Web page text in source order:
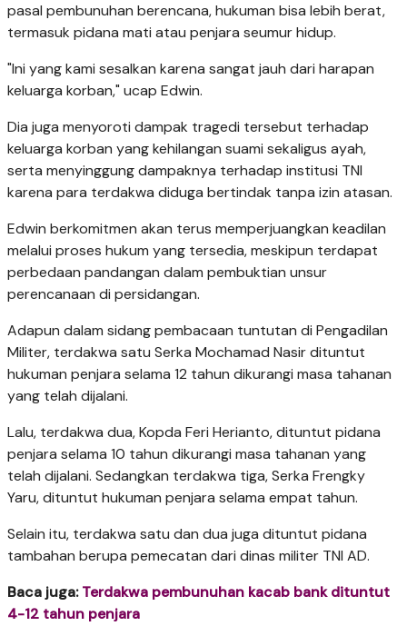
pasal pembunuhan berencana, hukuman bisa lebih berat,
termasuk pidana mati atau penjara seumur hidup.
"Ini yang kami sesalkan karena sangat jauh dari harapan
keluarga korban," ucap Edwin.
Dia juga menyoroti dampak tragedi tersebut terhadap
keluarga korban yang kehilangan suami sekaligus ayah,
serta menyinggung dampaknya terhadap institusi TNI
karena para terdakwa diduga bertindak tanpa izin atasan.
Edwin berkomitmen akan terus memperjuangkan keadilan
melalui proses hukum yang tersedia, meskipun terdapat
perbedaan pandangan dalam pembuktian unsur
perencanaan di persidangan.
Adapun dalam sidang pembacaan tuntutan di Pengadilan
Militer, terdakwa satu Serka Mochamad Nasir dituntut
hukuman penjara selama 12 tahun dikurangi masa tahanan
yang telah dijalani.
Lalu, terdakwa dua, Kopda Feri Herianto, dituntut pidana
penjara selama 10 tahun dikurangi masa tahanan yang
telah dijalani. Sedangkan terdakwa tiga, Serka Frengky
Yaru, dituntut hukuman penjara selama empat tahun.
Selain itu, terdakwa satu dan dua juga dituntut pidana
tambahan berupa pemecatan dari dinas militer TNI AD.
Baca juga:Terdakwa pembunuhan kacab bank dituntut
4-12 tahun penjara